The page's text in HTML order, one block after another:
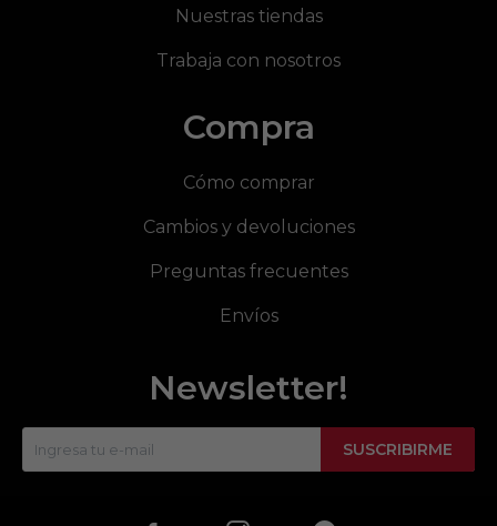
Nuestras tiendas
Trabaja con nosotros
Compra
Cómo comprar
Cambios y devoluciones
Preguntas frecuentes
Envíos
Newsletter!
SUSCRIBIRME